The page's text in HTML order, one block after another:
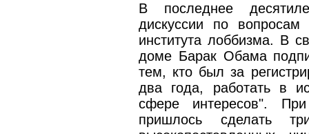
В последнее
дискуссии по вопросам
института лоббизма. В
доме Барак Обама
тем, кто был за
два года, работать в
сфере интересов".
пришлось сделать